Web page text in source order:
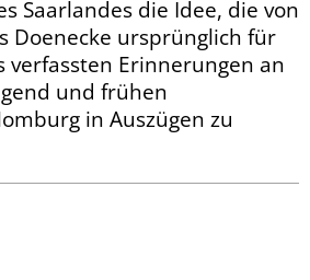
Saarlandes die Idee, die von
Doenecke ursprünglich für
verfassten Erinnerungen an
und frühen
in Auszügen zu